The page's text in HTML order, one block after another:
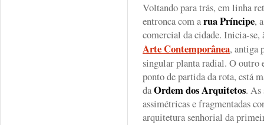
Voltando para trás, em linha
entronca com arua Príncipe,
comercial da cidade. Inicia-se,
Arte Contemporânea, antiga
singular planta radial. O outro
ponto de partida da rota, está
daOrdem dos Arquitetos. As
assimétricas e fragmentadas
arquitetura senhorial da